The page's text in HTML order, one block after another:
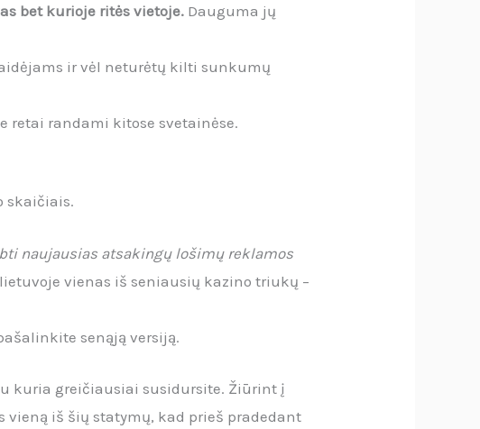
bet kurioje ritės vietoje. Dauguma jų
ir vėl neturėtų kilti sunkumų
retai randami kitose svetainėse.
skaičiais.
naujausias atsakingų lošimų reklamos
vienas iš seniausių kazino triukų –
senąją versiją.
kuria greičiausiai susidursite. Žiūrint į
iš šių statymų, kad prieš pradedant